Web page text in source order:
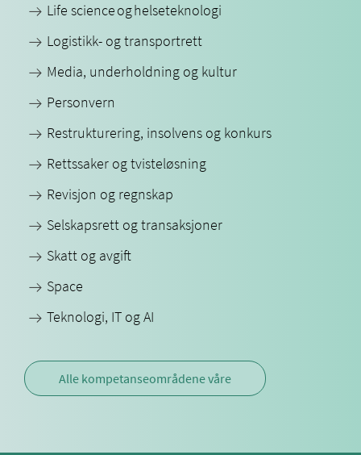
Life science og helseteknologi
Logistikk- og transportrett
Media, underholdning og kultur
Personvern
Restrukturering, insolvens og konkurs
Rettssaker og tvisteløsning
Revisjon og regnskap
Selskapsrett og transaksjoner
Skatt og avgift
Space
Teknologi, IT og AI
Alle kompetanseområdene våre